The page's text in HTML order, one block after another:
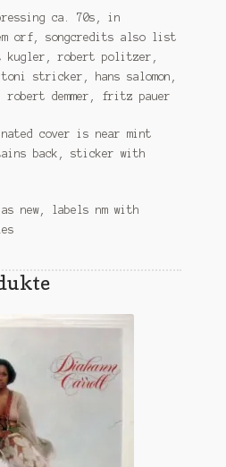
ca. 70s, in
orf, songcredits also list
kugler, robert politzer,
stricker, hans salomon,
demmer, fritz pauer
cover is near mint
back, sticker with
new, labels nm with